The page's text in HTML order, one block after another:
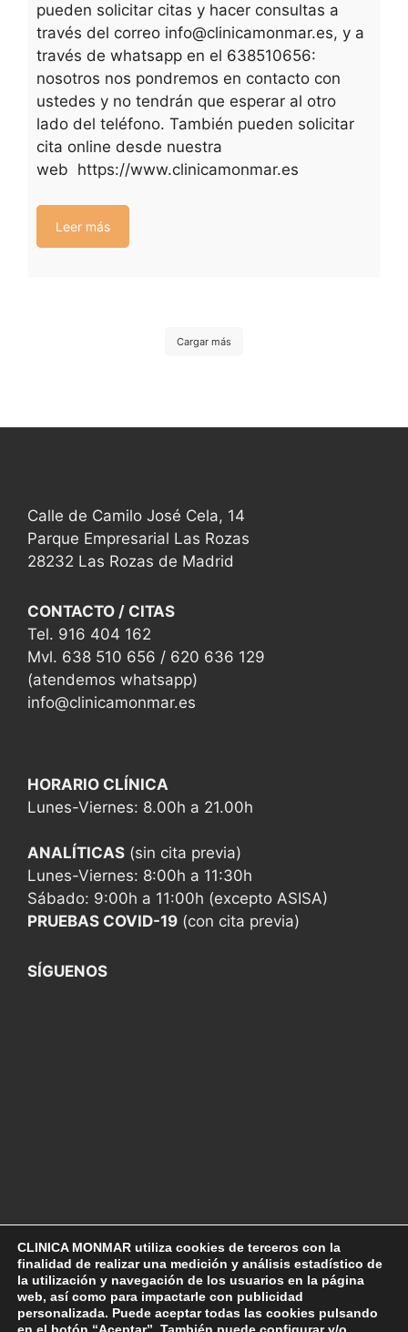
pueden solicitar citas y hacer consultas a
través del correo info@clinicamonmar.es, y a
través de whatsapp en el 638510656:
nosotros nos pondremos en contacto con
ustedes y no tendrán que esperar al otro
lado del teléfono. También pueden solicitar
cita online desde nuestra
web https://www.clinicamonmar.es
Leer más
Cargar más
Calle de Camilo José Cela, 14
Parque Empresarial Las Rozas
28232 Las Rozas de Madrid
CONTACTO / CITAS
Tel. 916 404 162
Mvl. 638 510 656 / 620 636 129
(atendemos whatsapp)
info@clinicamonmar.es
HORARIO CLÍNICA
Lunes-Viernes: 8.00h a 21.00h
ANALÍTICAS (sin cita previa)
Lunes-Viernes: 8:00h a 11:30h
Sábado: 9:00h a 11:00h (excepto ASISA)
PRUEBAS COVID-19 (con cita previa)
SÍGUENOS
Aviso Legal
Política de Privacidad
CLINICA MONMAR utiliza cookies de terceros con la
finalidad de realizar una medición y análisis estadístico de
la utilización y navegación de los usuarios en la página
web, así como para impactarle con publicidad
personalizada. Puede aceptar todas las cookies pulsando